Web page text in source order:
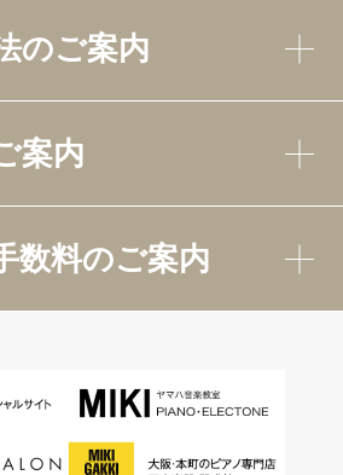
のご案内
案内
数料のご案内